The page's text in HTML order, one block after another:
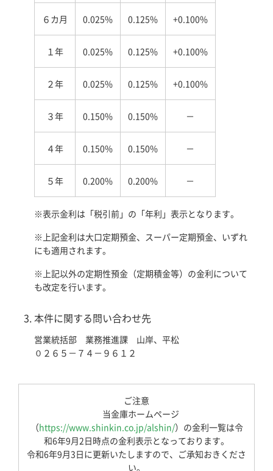
６カ月 0.025% 0.125% +0.100%
１年 0.025% 0.125% +0.100%
２年 0.025% 0.125% +0.100%
３年 0.150% 0.150% －
４年 0.150% 0.150% －
５年 0.200% 0.200% －
※表示金利は「税引前」の「年利」表示となります。
※上記金利は大口定期預金、スーパー定期預金、いずれ
にも適用されます。
※上記以外の定期性預金（定期積金等）の金利について
も改定を行います。
本件に関する問い合わせ先
営業統括部 業務推進課 山岸、平松
０２６５－７４－９６１２
ご注意
当金庫ホームページ
（https://www.shinkin.co.jp/alshin/）の金利一覧は令
和6年9月2日時点の金利表示となっております。
令和6年9月3日に更新いたしますので、ご承知おきくださ
い。